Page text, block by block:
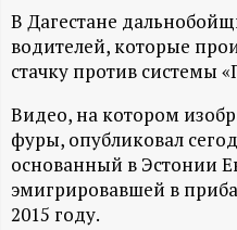
Н
-
и
н
В Дагестане
водителей, которые
стачку против системы
Видео, на котором
фуры, опубликовал
основанный в Эстонии
эмигрировавшей в
2015 году.